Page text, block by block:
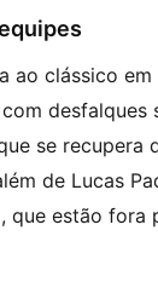
ao clássico
desfalques
se recupera
de Lucas
que estão fora